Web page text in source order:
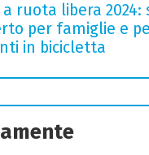
a ruota libera
per famiglie e
in bicicletta